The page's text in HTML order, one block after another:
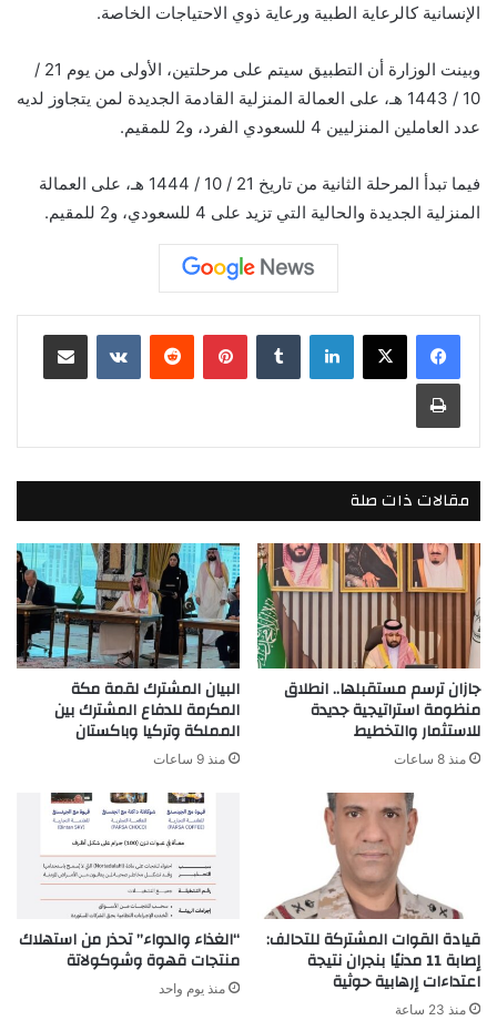
الإنسانية كالرعاية الطبية ورعاية ذوي الاحتياجات الخاصة.
وبينت الوزارة أن التطبيق سيتم على مرحلتين، الأولى من يوم 21 /
10 / 1443 هـ، على العمالة المنزلية القادمة الجديدة لمن يتجاوز لديه
عدد العاملين المنزليين 4 للسعودي الفرد، و2 للمقيم.
فيما تبدأ المرحلة الثانية من تاريخ 21 / 10 / 1444 هـ، على العمالة
المنزلية الجديدة والحالية التي تزيد على 4 للسعودي، و2 للمقيم.
لينكدإن بينتيريست مشاركة عبر البريد
طباعة
مقالات ذات صلة
جازان ترسم مستقبلها.. انطلاق
منظومة استراتيجية جديدة
للاستثمار والتخطيط
منذ 8 ساعات
البيان المشترك لقمة مكة
المكرمة للدفاع المشترك بين
المملكة وتركيا وباكستان
منذ 9 ساعات
قيادة القوات المشتركة للتحالف:
إصابة 11 مدنيًا بنجران نتيجة
اعتداءات إرهابية حوثية
منذ 23 ساعة
“الغذاء والدواء” تحذر من استهلاك
منتجات قهوة وشوكولاتة
منذ يوم واحد